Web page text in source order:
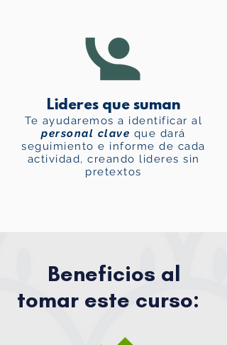
Lideres que suman
Te ayudaremos a identificar al
personal clave que dará
seguimiento e informe de cada
actividad, creando lideres sin
pretextos
Beneficios al
tomar este curso: